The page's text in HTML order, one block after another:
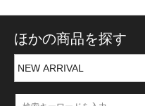
ほかの商品を探す